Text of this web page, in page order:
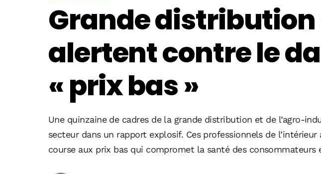
Grande
alertent contre le
« prix bas »
Une quinzaine de cadres de la grande distribution et de l’agro-
secteur dans un rapport explosif. Ces professionnels de
course aux prix bas qui compromet la santé des